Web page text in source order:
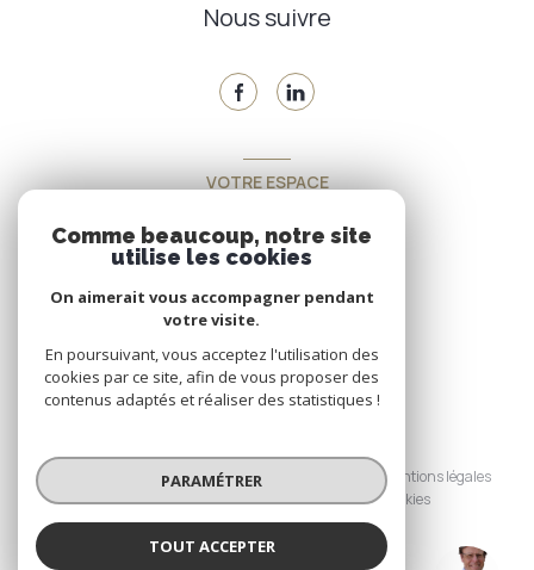
Nous suivre
VOTRE ESPACE
Espace propriétaire
SE CONNECTER
Nos honoraires
Nos partenaires
Mentions légales
Admin
Politique RGPD Cookies
Réalisé par :
Comme beaucoup, notre site
utilise les cookies
On aimerait vous accompagner pendant
votre visite.
En poursuivant, vous acceptez l'utilisation des
cookies par ce site, afin de vous proposer des
contenus adaptés et réaliser des statistiques !
PARAMÉTRER
TOUT ACCEPTER